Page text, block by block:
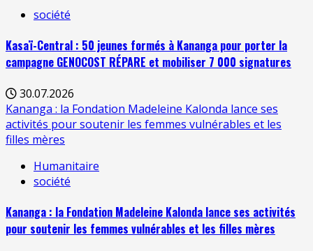
société
Kasaï-Central : 50 jeunes formés à Kananga pour porter la
campagne GENOCOST RÉPARE et mobiliser 7 000 signatures
30.07.2026
Kananga : la Fondation Madeleine Kalonda lance ses
activités pour soutenir les femmes vulnérables et les
filles mères
Humanitaire
société
Kananga : la Fondation Madeleine Kalonda lance ses activités
pour soutenir les femmes vulnérables et les filles mères